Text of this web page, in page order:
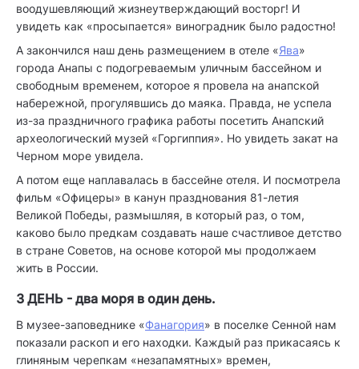
воодушевляющий жизнеутверждающий восторг! И
увидеть как «просыпается» виноградник было радостно!
А закончился наш день размещением в отеле «Ява»
города Анапы с подогреваемым уличным бассейном и
свободным временем, которое я провела на анапской
набережной, прогулявшись до маяка. Правда, не успела
из-за праздничного графика работы посетить Анапский
археологический музей «Горгиппия». Но увидеть закат на
Черном море увидела.
А потом еще наплавалась в бассейне отеля. И посмотрела
фильм «Офицеры» в канун празднования 81-летия
Великой Победы, размышляя, в который раз, о том,
каково было предкам создавать наше счастливое детство
в стране Советов, на основе которой мы продолжаем
жить в России.
3 ДЕНЬ - два моря в один день.
В музее-заповеднике «Фанагория» в поселке Сенной нам
показали раскоп и его находки. Каждый раз прикасаясь к
глиняным черепкам «незапамятных» времен,